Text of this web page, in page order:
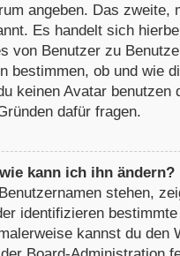
angeben. Das zweite,
Es handelt sich
von Benutzer zu
bestimmen, ob und wie
keinen Avatar
dafür fragen.
kann ich ihn ändern?
stehen,
identifizieren
kannst du den